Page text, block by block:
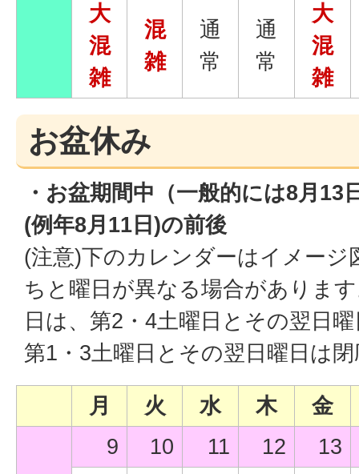
大
混
雑
混
雑
通
常
通
常
大
混
雑
お盆休み
・お盆期間中（一般的には8月13
(例年8月11日)の前後
(注意)下のカレンダーはイメージ
ちと曜日が異なる場合がありま
日は、第2・4土曜日とその翌日
第1・3土曜日とその翌日曜日は
月 火 水 木 金
9 10 11 12 13